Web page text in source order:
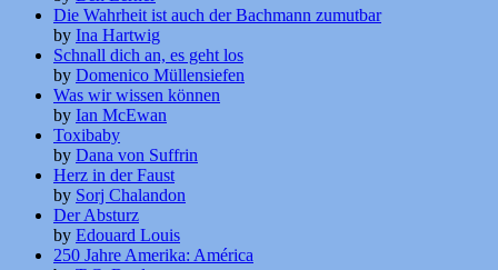
Die Wahrheit ist auch der Bachmann zumutbar
by Ina Hartwig
Schnall dich an, es geht los
by Domenico Müllensiefen
Was wir wissen können
by Ian McEwan
Toxibaby
by Dana von Suffrin
Herz in der Faust
by Sorj Chalandon
Der Absturz
by Edouard Louis
250 Jahre Amerika: América